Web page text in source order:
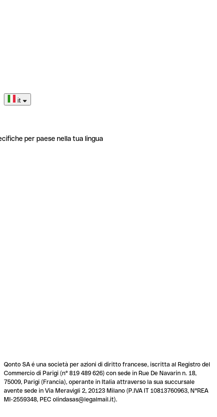
it
per paese nella tua lingua
Qonto SA é una società per azioni di diritto francese, iscritta al Registro del
Commercio di Parigi (n° 819 489 626) con sede in Rue De Navarin n. 18,
75009, Parigi (Francia), operante in Italia attraverso la sua succursale
avente sede in Via Meravigli 2, 20123 Milano (P.IVA IT 10813760963, N°REA
MI-2559348, PEC olindasas@legalmail.it).